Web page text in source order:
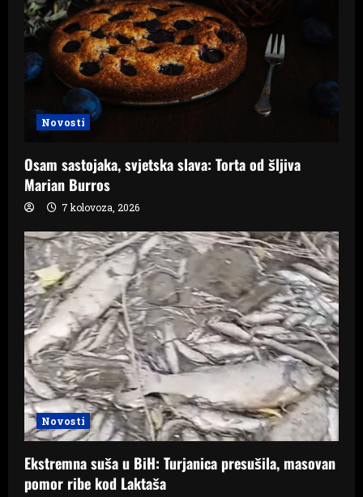
t
i
o
Novosti
Osam sastojaka, svjetska slava: Torta od šljiva
Marian Burros
7 kolovoza, 2026
Novosti
Ekstremna suša u BiH: Turjanica presušila, masovan
pomor ribe kod Laktaša